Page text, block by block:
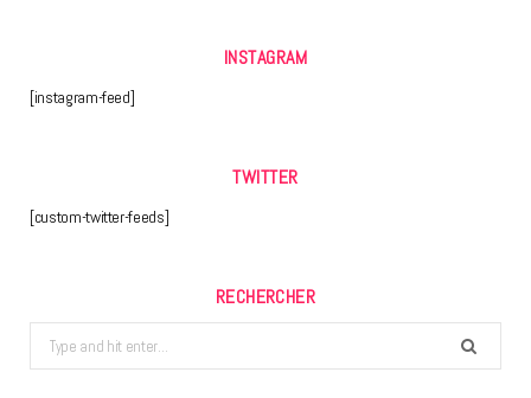
INSTAGRAM
[instagram-feed]
TWITTER
[custom-twitter-feeds]
RECHERCHER
Search
for: